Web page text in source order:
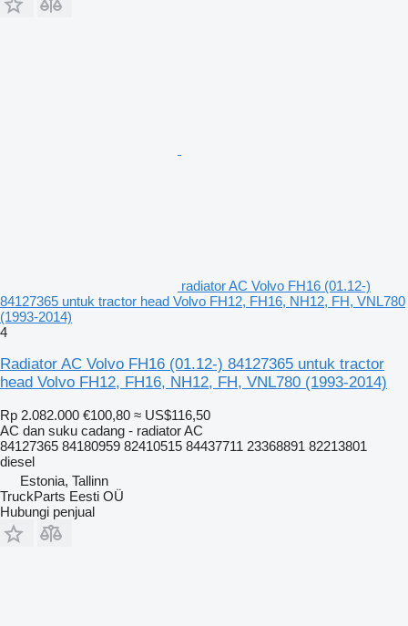
radiator AC Volvo FH16 (01.12-)
84127365 untuk tractor head Volvo FH12, FH16, NH12, FH, VNL780
(1993-2014)
4
Radiator AC Volvo FH16 (01.12-) 84127365 untuk tractor
head Volvo FH12, FH16, NH12, FH, VNL780 (1993-2014)
Rp 2.082.000 €100,80 ≈ US$116,50
AC dan suku cadang - radiator AC
84127365 84180959 82410515 84437711 23368891 82213801
diesel
Estonia, Tallinn
TruckParts Eesti OÜ
Hubungi penjual